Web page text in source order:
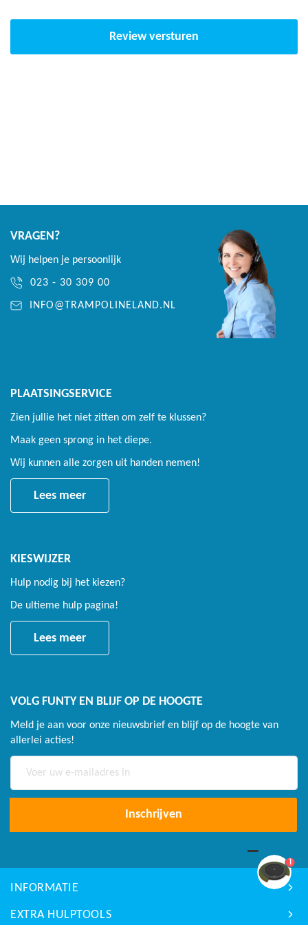
Review versturen
VRAGEN?
Wij helpen je persoonlijk
023 - 30 309 00
INFO@TRAMPOLINELAND.NL
PLAATSINGSERVICE
Zien jullie het niet zitten om zelf te klussen?
Maak geen sprong in het diepe.
Wij kunnen alle zorgen uit handen nemen!
Lees meer
KIESWIJZER
Hulp nodig bij het kiezen?
De ultieme hulp pagina!
Lees meer
VOLG FUNTY EN BLIJF OP DE HOOGTE
Meld je aan voor onze nieuwsbrief en blijf op de hoogte van
allerlei acties!
op
Inschrijven
INFORMATIE
EXTRA HULPTOOLS
1